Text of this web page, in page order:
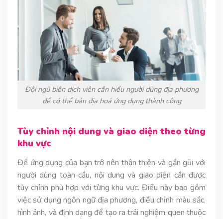
Đội ngũ biên dịch viên cần hiểu người dùng địa phương
để có thể bản địa hoá ứng dụng thành công
Tùy chỉnh nội dung và giao diện theo từng
khu vực
Để ứng dụng của bạn trở nên thân thiện và gần gũi với
người dùng toàn cầu, nội dung và giao diện cần được
tùy chỉnh phù hợp với từng khu vực. Điều này bao gồm
việc sử dụng ngôn ngữ địa phương, điều chỉnh màu sắc,
hình ảnh, và định dạng để tạo ra trải nghiệm quen thuộc